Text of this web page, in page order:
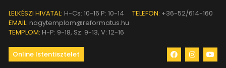
LELKÉSZI HIVATAL: H-Cs: 10-16 P: 10-14 TELEFON: +36-52/614-160
EMAIL: nagytemplom@reformatus.hu
TEMPLOM: H-P: 9-18, Sz: 9-13, V: 12-16
Online Istentisztelet